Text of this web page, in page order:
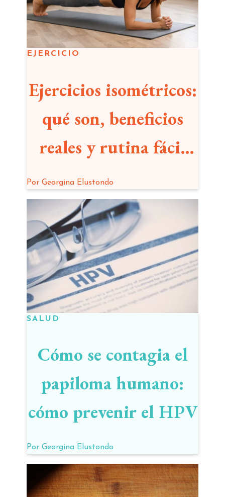
EJERCICIO
Ejercicios isométricos:
qué son, beneficios
reales y rutina fácil
para hacer en casa
Por Georgina Elustondo
SALUD
Cómo se contagia el
papiloma humano:
cómo prevenir el HPV
Por Georgina Elustondo